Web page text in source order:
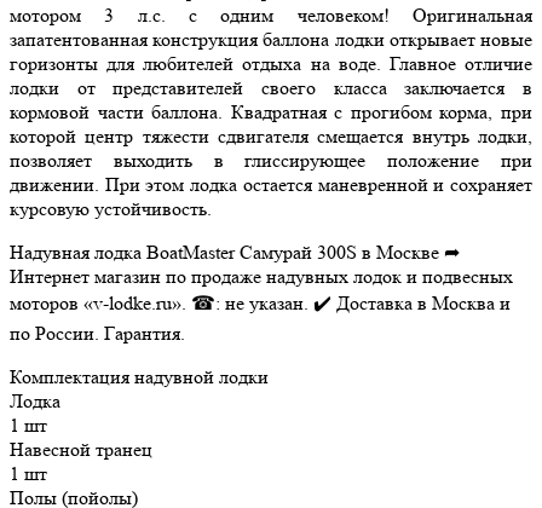
мотором 3 л.с. с одним человеком! Оригинальная
запатентованная конструкция баллона лодки открывает новые
горизонты для любителей отдыха на воде. Главное отличие
лодки от представителей своего класса заключается в
кормовой части баллона. Квадратная с прогибом корма, при
которой центр тяжести сдвигателя смещается внутрь лодки,
позволяет выходить в глиссирующее положение при
движении. При этом лодка остается маневренной и сохраняет
курсовую устойчивость.
Надувная лодка BoatMaster Самурай 300S в Москве ➦
Интернет магазин по продаже надувных лодок и подвесных
моторов «v-lodke.ru». ☎: не указан. ✔️ Доставка в Москва и
по России. Гарантия.
Комплектация надувной лодки
Лодка
1 шт
Навесной транец
1 шт
Полы (пойолы)